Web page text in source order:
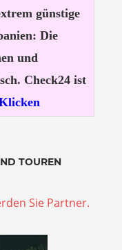
günstige
Die
und
Check24 ist
TOUREN
Sie Partner.